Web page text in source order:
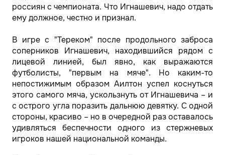
россиян с чемпионата. Что Игнашевич, надо отдать
ему должное, честно и признал.
В игре с "Тереком" после продольного заброса
соперников Игнашевич, находившийся рядом с
лицевой линией, был явно, как выражаются
футболисты, "первым на мяче". Но каким-то
непостижимым образом Аилтон успел коснуться
этого самого мяча, ускользнуть от Игнашевича – и
с острого угла поразить дальнюю девятку. С одной
стороны, красиво – но в очередной раз оставалось
удивляться беспечности одного из стержневых
игроков нашей национальной команды.